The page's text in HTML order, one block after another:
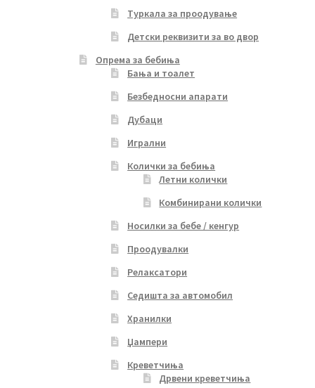
Туркала за проодување
Детски реквизити за во двор
Опрема за бебиња
Бања и тоалет
Безбедносни апарати
Дубаци
Игрални
Колички за бебиња
Летни колички
Комбинирани колички
Носилки за бебе / кенгур
Проодувалки
Релаксатори
Седишта за автомобил
Хранилки
Џампери
Креветчиња
Дрвени креветчиња